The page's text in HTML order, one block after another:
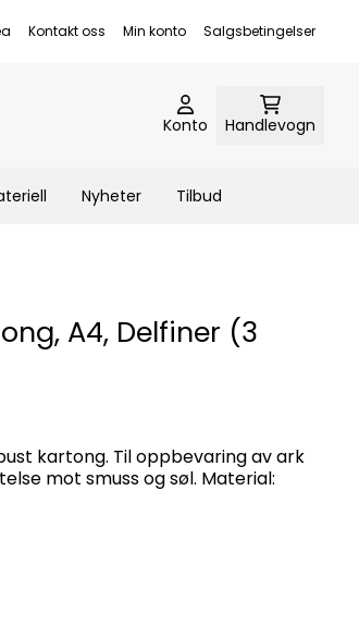
Kontakt oss Min konto Salgsbetingelser
Konto Handlevogn
Nyheter Tilbud
A4, Delfiner (3
kartong. Til oppbevaring av ark
mot smuss og søl. Material: